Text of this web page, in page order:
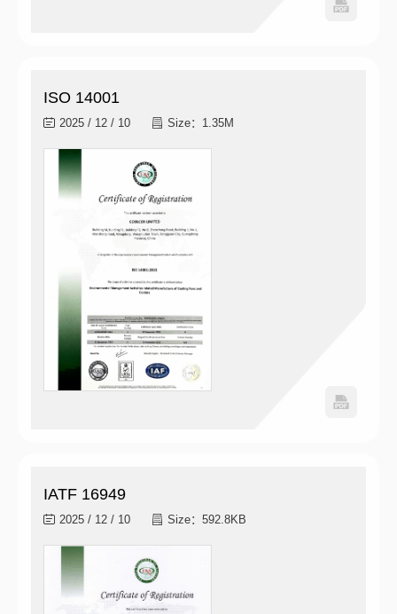
ISO 14001
2025 / 12 / 10 Size：1.35M
IATF 16949
2025 / 12 / 10 Size：592.8KB